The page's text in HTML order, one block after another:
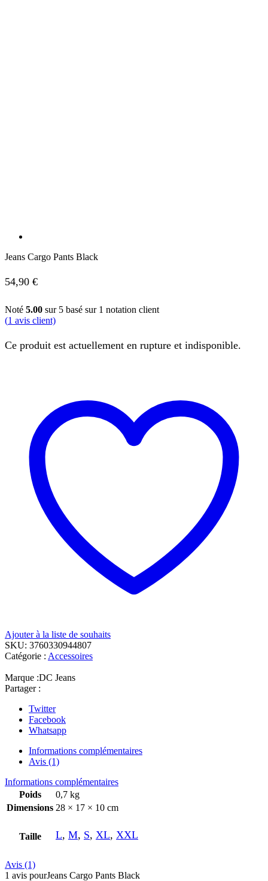
Jeans Cargo Pants Black
54,90 €
Noté 5.00 sur 5 basé sur 1 notation client
(1 avis client)
Ce produit est actuellement en rupture et indisponible.
Ajouter à la liste de souhaits
SKU: 3760330944807
Catégorie : Accessoires
Marque :DC Jeans
Partager :
Twitter
Facebook
Whatsapp
Informations complémentaires
Avis (1)
Informations complémentaires
Poids
0,7 kg
Dimensions 28 × 17 × 10 cm
Taille L, M, S, XL, XXL
Avis (1)
1 avis pourJeans Cargo Pants Black